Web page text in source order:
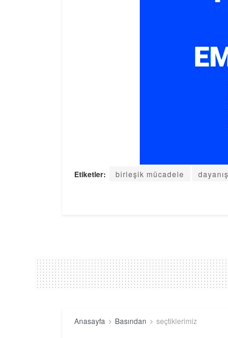
Etiketler: birleşik mücadele
Anasayfa Basından seçtiklerimiz